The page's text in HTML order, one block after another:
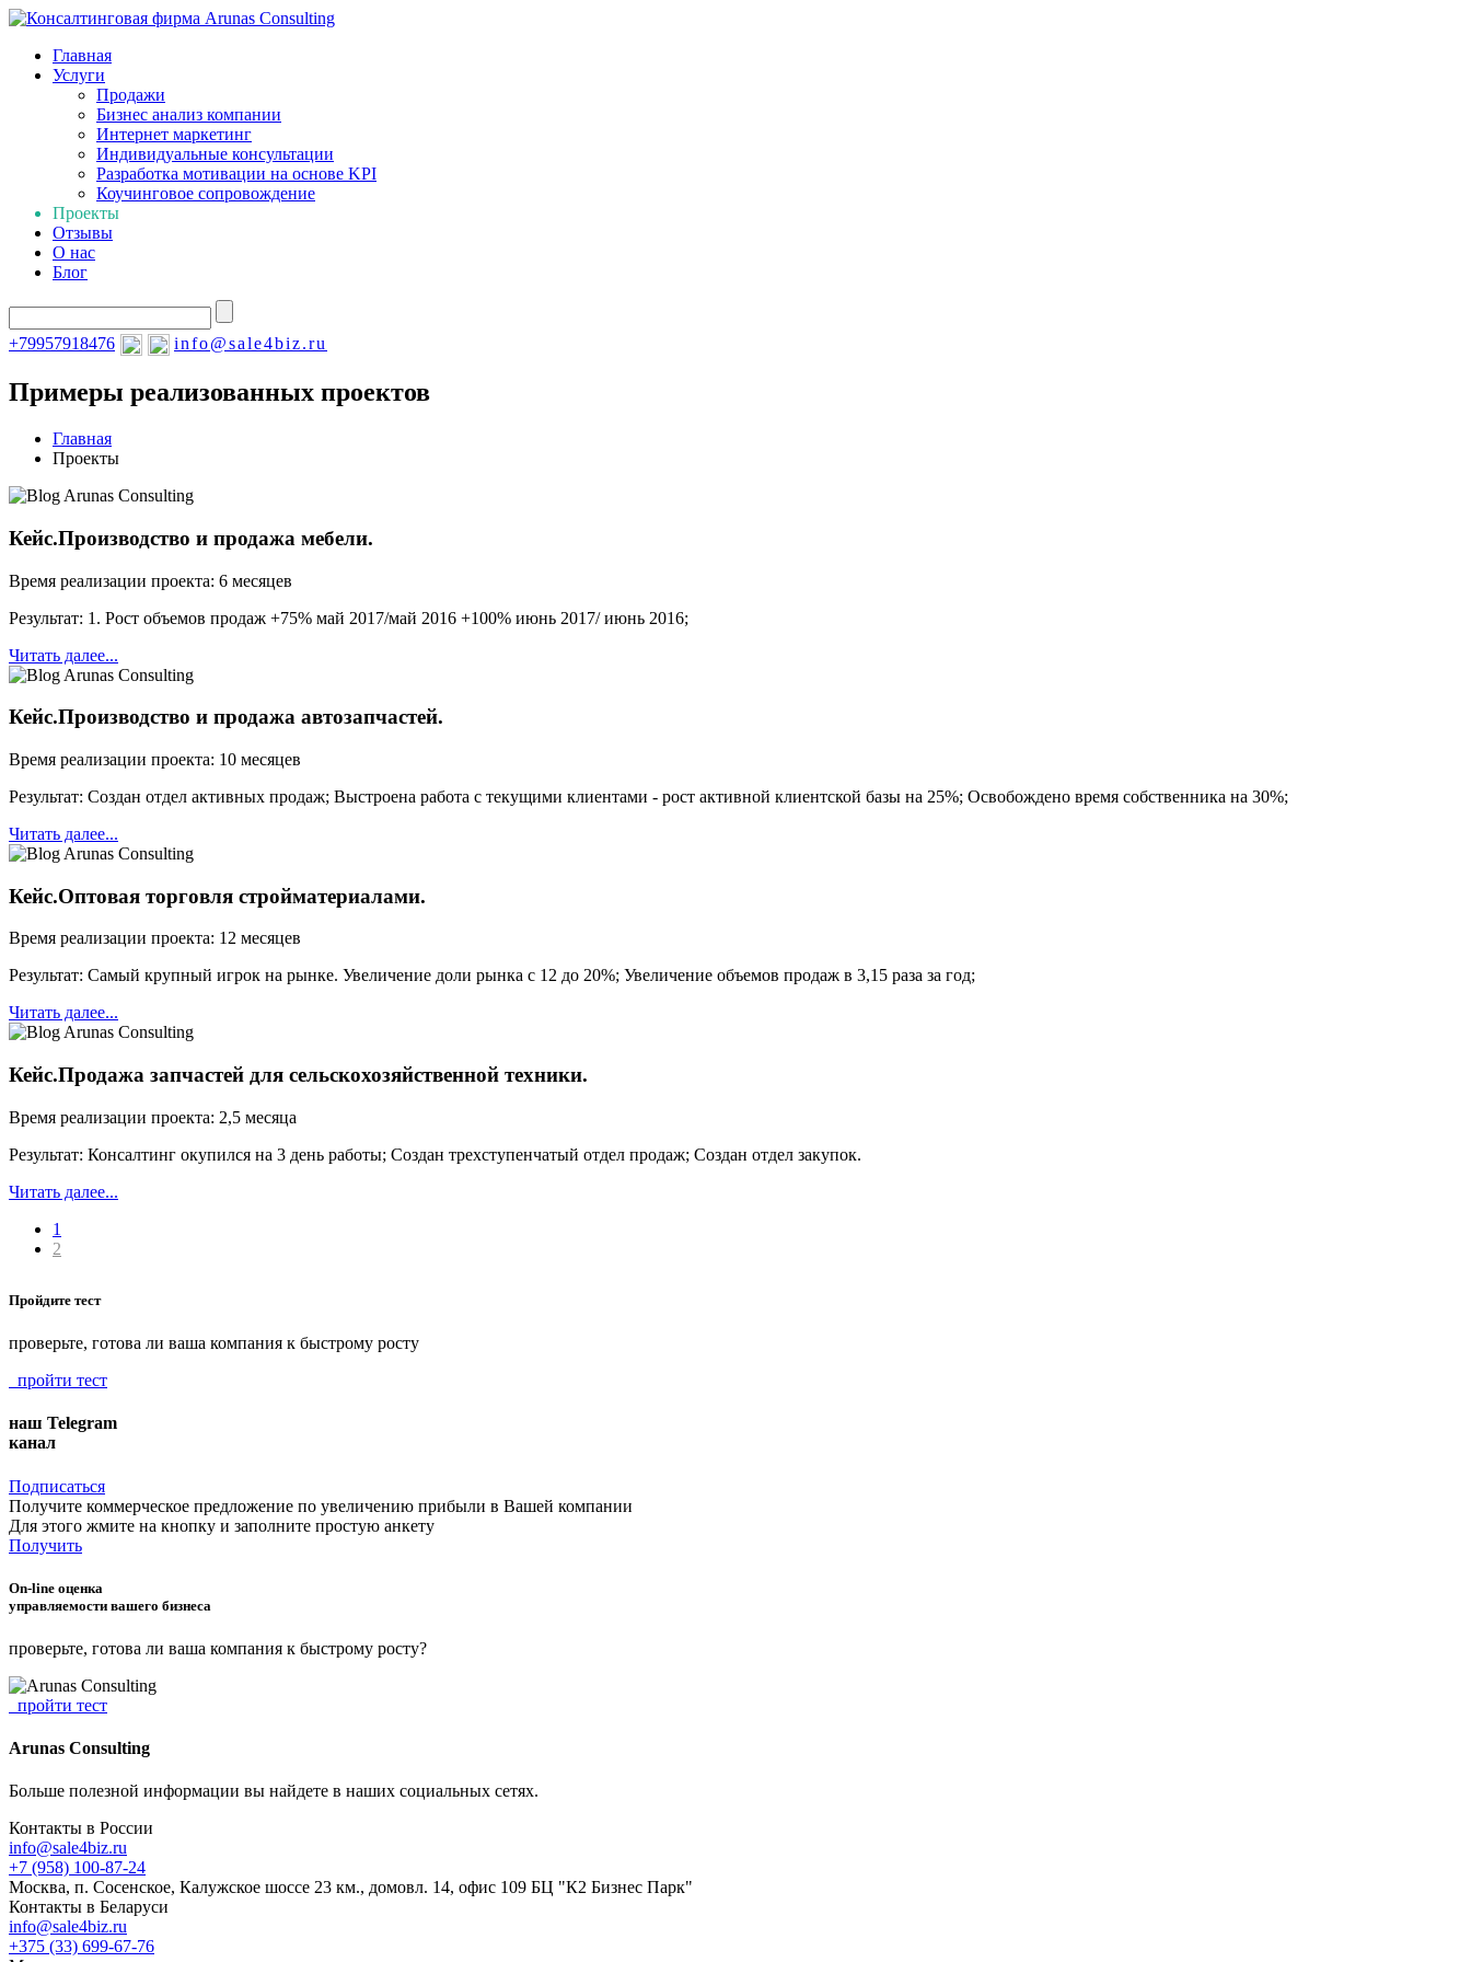
Главная
Услуги
Продажи
Бизнес анализ компании
Интернет маркетинг
Индивидуальные консультации
Разработка мотивации на основе KPI
Коучинговое сопровождение
Проекты
Отзывы
О нас
Блог
+79957918476 info@sale4biz.ru
Примеры реализованных проектов
Главная
Проекты
Кейс.Производство и продажа мебели.
Время реализации проекта: 6 месяцев
Результат: 1. Рост объемов продаж +75% май 2017/май 2016 +100% июнь 2017/ июнь 2016;
Читать далее...
Кейс.Производство и продажа автозапчастей.
Время реализации проекта: 10 месяцев
Результат: Создан отдел активных продаж; Выстроена работа с текущими клиентами - рост активной клиентской базы на 25%; Освобождено время собственника на 30%;
Читать далее...
Кейс.Оптовая торговля стройматериалами.
Время реализации проекта: 12 месяцев
Результат: Самый крупный игрок на рынке. Увеличение доли рынка с 12 до 20%; Увеличение объемов продаж в 3,15 раза за год;
Читать далее...
Кейс.Продажа запчастей для сельскохозяйственной техники.
Время реализации проекта: 2,5 месяца
Результат: Консалтинг окупился на 3 день работы; Создан трехступенчатый отдел продаж; Создан отдел закупок.
Читать далее...
1
2
Пройдите тест
проверьте, готова ли ваша компания к быстрому росту
пройти тест
наш Telegram
канал
Подписаться
Получите коммерческое предложение по увеличению прибыли в Вашей компании
Для этого жмите на кнопку и заполните простую анкету
Получить
On-line оценка
управляемости вашего бизнеса
проверьте, готова ли ваша компания к быстрому росту?
пройти тест
Arunas Consulting
Больше полезной информации вы найдете в наших социальных сетях.
Контакты в России
info@sale4biz.ru
+7 (958) 100-87-24
Москва, п. Сосенское, Калужское шоссе 23 км., домовл. 14, офис 109 БЦ "К2 Бизнес Парк"
Контакты в Беларуси
info@sale4biz.ru
+375 (33) 699-67-76